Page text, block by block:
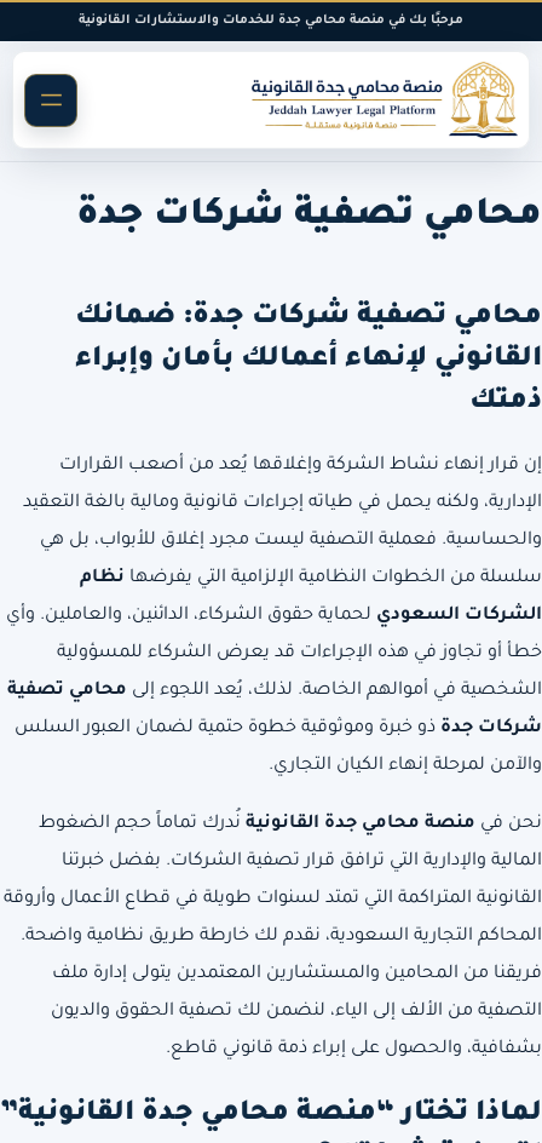
المحتوى
مرحبًا بك في منصة محامي جدة للخدمات والاستشارات القانونية
محامي تصفية شركات جدة
محامي تصفية شركات جدة: ضمانك
القانوني لإنهاء أعمالك بأمان وإبراء
ذمتك
إن قرار إنهاء نشاط الشركة وإغلاقها يُعد من أصعب القرارات
الإدارية، ولكنه يحمل في طياته إجراءات قانونية ومالية بالغة التعقيد
والحساسية. فعملية التصفية ليست مجرد إغلاق للأبواب، بل هي
سلسلة من الخطوات النظامية الإلزامية التي يفرضها نظام
الشركات السعودي لحماية حقوق الشركاء، الدائنين، والعاملين. وأي
خطأ أو تجاوز في هذه الإجراءات قد يعرض الشركاء للمسؤولية
الشخصية في أموالهم الخاصة. لذلك، يُعد اللجوء إلى محامي تصفية
شركات جدة ذو خبرة وموثوقية خطوة حتمية لضمان العبور السلس
والآمن لمرحلة إنهاء الكيان التجاري.
نحن في منصة محامي جدة القانونية نُدرك تماماً حجم الضغوط
المالية والإدارية التي ترافق قرار تصفية الشركات. بفضل خبرتنا
القانونية المتراكمة التي تمتد لسنوات طويلة في قطاع الأعمال وأروقة
المحاكم التجارية السعودية، نقدم لك خارطة طريق نظامية واضحة.
فريقنا من المحامين والمستشارين المعتمدين يتولى إدارة ملف
التصفية من الألف إلى الياء، لنضمن لك تصفية الحقوق والديون
بشفافية، والحصول على إبراء ذمة قانوني قاطع.
لماذا تختار “منصة محامي جدة القانونية”